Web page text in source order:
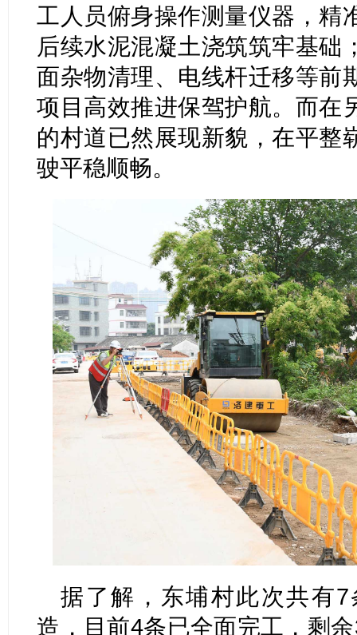
工人员俯身操作测量仪器，精
后续水泥混凝土浇筑筑牢基础
面杂物清理、电线杆迁移等前
项目高效推进保驾护航。而在
的村道已然展现新貌，在平整
驶平稳顺畅。
据了解，东埔村此次共有
造，目前4条已全面完工，剩